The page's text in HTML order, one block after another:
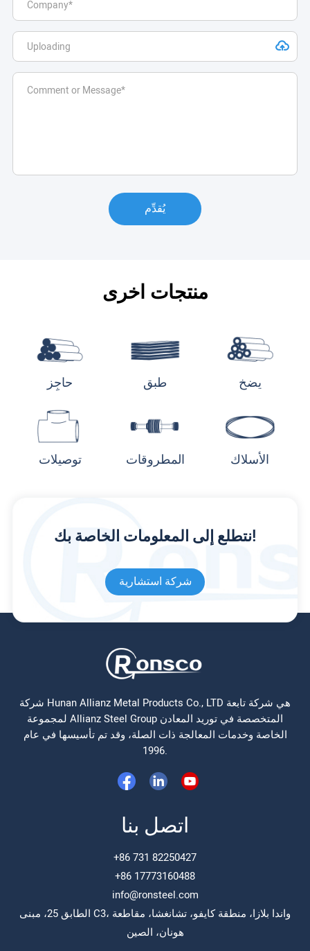
يُقدِّم
منتجات اخرى
حاجِز طبق يضخ
توصيلات المطروقات الأسلاك
نتطلع إلى المعلومات الخاصة بك!
شركة استشارية
شركة Hunan Allianz Metal Products Co., LTD هي شركة تابعة
لمجموعة Allianz Steel Group المتخصصة في توريد المعادن
الخاصة وخدمات المعالجة ذات الصلة، وقد تم تأسيسها في عام
1996.
اتصل بنا
+86 731 82250427
+86 17773160488
info@ronsteel.com
الطابق 25، مبنى C3، واندا بلازا، منطقة كايفو، تشانغشا، مقاطعة
هونان، الصين